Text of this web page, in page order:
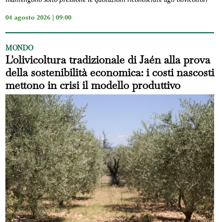
04 agosto 2026 | 09:00
MONDO
L'olivicoltura tradizionale di Jaén alla prova
della sostenibilità economica: i costi nascosti
mettono in crisi il modello produttivo